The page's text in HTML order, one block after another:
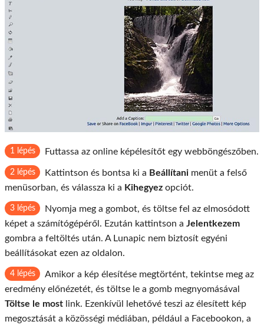
1 lépés Futtassa az online képélesítőt egy webböngészőben.
2 lépés Kattintson és bontsa ki a Beállítani menüt a felső
menüsorban, és válassza ki a Kihegyez opciót.
3 lépés
Nyomja meg a gombot, és töltse fel az elmosódott
képet a számítógépéről. Ezután kattintson a Jelentkezem
gombra a feltöltés után. A Lunapic nem biztosít egyéni
beállításokat ezen az oldalon.
4 lépés
Amikor a kép élesítése megtörtént, tekintse meg az
eredmény előnézetét, és töltse le a gomb megnyomásával
Töltse le most link. Ezenkívül lehetővé teszi az élesített kép
megosztását a közösségi médiában, például a Facebookon, a